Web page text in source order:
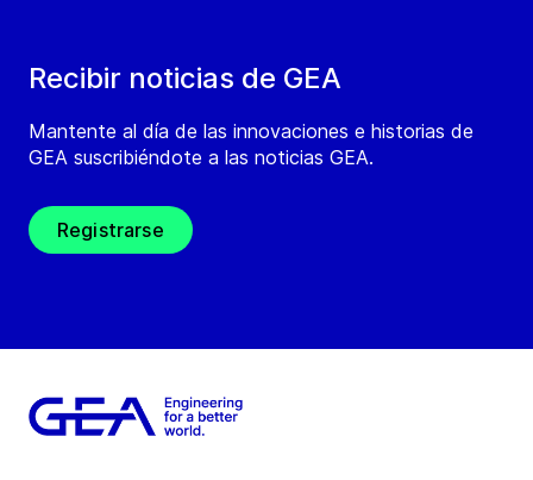
Recibir noticias de GEA
Mantente al día de las innovaciones e historias de
GEA suscribiéndote a las noticias GEA.
Registrarse